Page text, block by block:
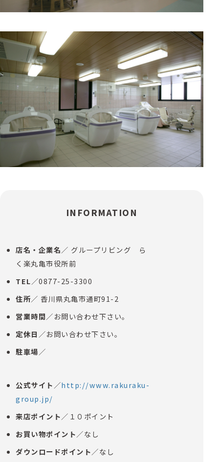
INFORMATION
店名・企業名／ グループリビング ら
く楽丸亀市役所前
TEL／0877-25-3300
住所／ 香川県丸亀市通町91-2
営業時間／お問い合わせ下さい。
定休日 ／お問い合わせ下さい。
駐車場／
公式サイト ／http://www.rakuraku-
group.jp/
来店ポイント／１０ポイント
お買い物ポイント／なし
ダウンロードポイント／なし